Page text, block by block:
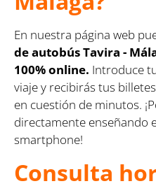
En nuestra página web
de autobús Tavira -
100% online. Introduce
viaje y recibirás tus
en cuestión de minutos.
directamente enseñando
smartphone!
Consulta